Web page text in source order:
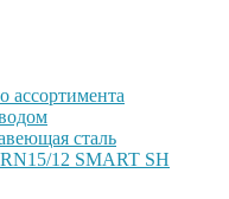
ассортимента
сталь
12 SMART SH